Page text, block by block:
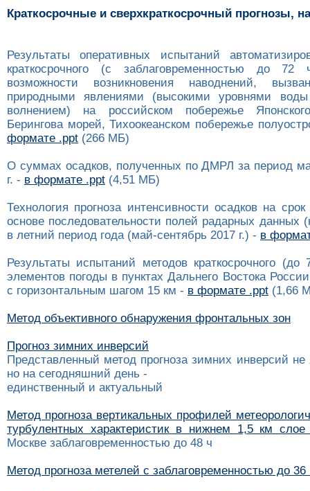
Краткосрочные и сверхкраткосрочный прогнозы,
Результаты оперативных испытаний
краткосрочного (с заблаговременностью до 72
возможности возникновения наводнений,
природными явлениями (высокими уровнями
волнением) на российском побережье
Берингова морей, Тихоокеанском побережье
формате .ppt (266 МБ)
О суммах осадков, полученных по ДМРЛ за период
г. - в формате .ppt (4,51 МБ)
Технология прогноза интенсивности осадков на
основе последовательности полей радарных данных
в летний период года (май-сентябрь 2017 г.) - в
Результаты испытаний методов краткосрочного (до
элементов погоды в пунктах Дальнего Востока
с горизонтальным шагом 15 км - в формате .ppt (1,66
Метод объективного обнаружения фронтальных зон
Прогноз зимних инверсий
Представленный метод прогноза зимних инверсий
но на сегодняшний день -
единственный и актуальный
Метод прогноза вертикальных профилей
турбулентных характеристик в нижнем 1,5 км
Москве заблаговременностью до 48 ч
Метод прогноза метелей c заблаговременностью до 36